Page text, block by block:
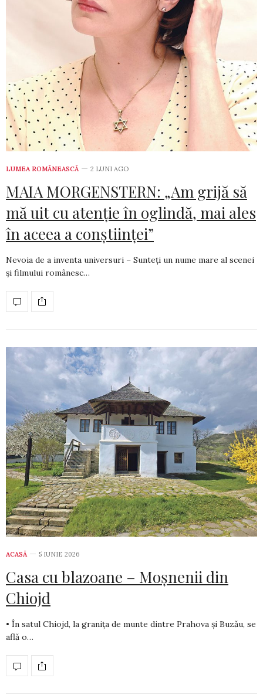
LUMEA ROMÂNEASCĂ 2 LUNI AGO
MAIA MORGENSTERN: „Am grijă să
mă uit cu atenție în oglindă, mai ales
în aceea a conștiinței”
Nevoia de a inventa universuri – Sunteți un nume mare al scenei
și filmului românesc…
ACASĂ 5 IUNIE 2026
Casa cu blazoane – Moșnenii din
Chiojd
• În satul Chiojd, la granița de munte dintre Prahova și Buzău, se
află o…